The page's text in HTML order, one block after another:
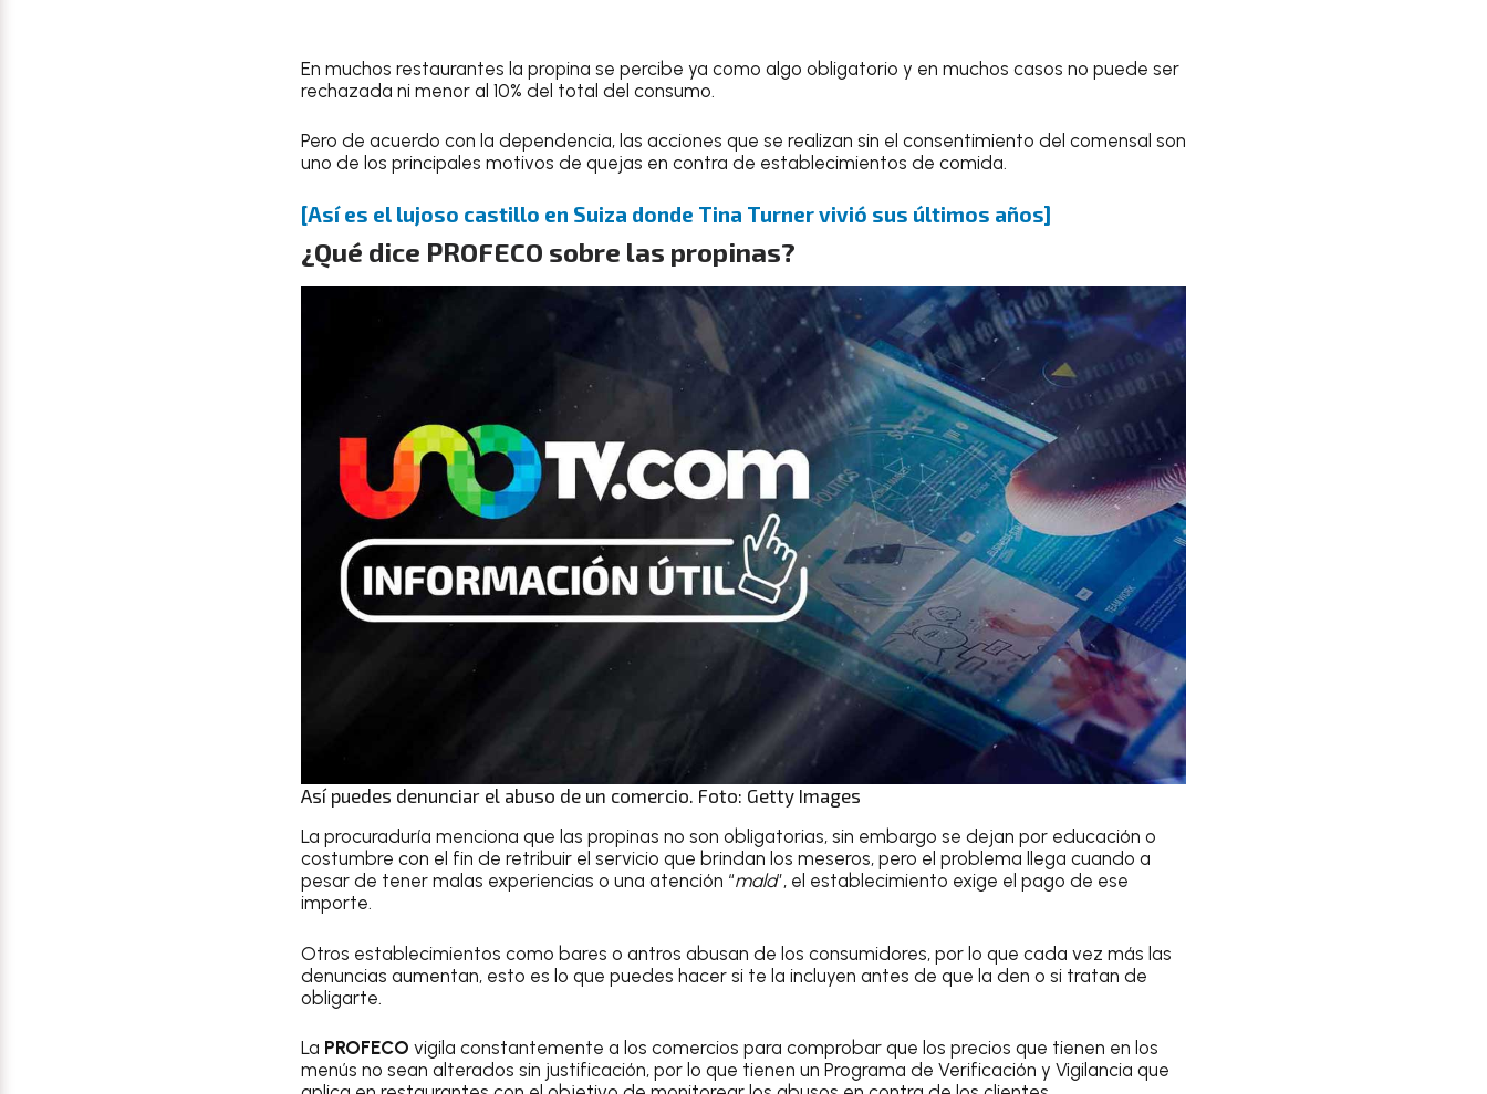
En muchos restaurantes la propina se percibe ya como algo obligatorio y en muchos casos no puede ser
rechazada ni menor al 10% del total del consumo.
Pero de acuerdo con la dependencia, las acciones que se realizan sin el consentimiento del comensal son
uno de los principales motivos de quejas en contra de establecimientos de comida.
[Así es el lujoso castillo en Suiza donde Tina Turner vivió sus últimos años]
¿Qué dice PROFECO sobre las propinas?
Así puedes denunciar el abuso de un comercio. Foto: Getty Images
La procuraduría menciona que las propinas no son obligatorias, sin embargo se dejan por educación o
costumbre con el fin de retribuir el servicio que brindan los meseros, pero el problema llega cuando a
pesar de tener malas experiencias o una atención “mala”, el establecimiento exige el pago de ese
importe.
Otros establecimientos como bares o antros abusan de los consumidores, por lo que cada vez más las
denuncias aumentan, esto es lo que puedes hacer si te la incluyen antes de que la den o si tratan de
obligarte.
La PROFECO vigila constantemente a los comercios para comprobar que los precios que tienen en los
menús no sean alterados sin justificación, por lo que tienen un Programa de Verificación y Vigilancia que